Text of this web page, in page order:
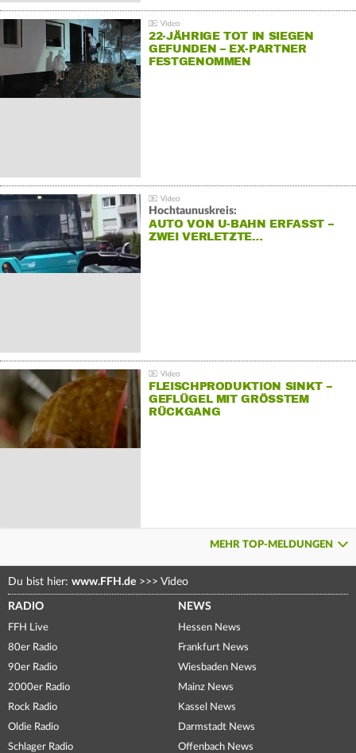
22-JÄHRIGE TOT IN SIEGEN
GEFUNDEN – EX-PARTNER
FESTGENOMMEN
Hochtaunuskreis:
AUTO VON U-BAHN ERFASST –
ZWEI VERLETZTE…
FLEISCHPRODUKTION SINKT –
GEFLÜGEL MIT GRÖSSTEM R
ÜCKGANG
MEHR TOP-MELDUNGEN
Du bist hier: www.FFH.de >>> Video
RADIO
FFH Live
80er Radio
90er Radio
2000er Radio
Rock Radio
Oldie Radio
Schlager Radio
NEWS
Hessen News
Frankfurt News
Wiesbaden News
Mainz News
Kassel News
Darmstadt News
Offenbach News